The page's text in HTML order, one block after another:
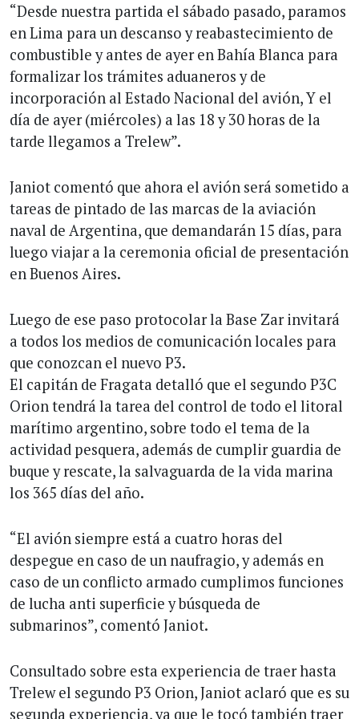
“Desde nuestra partida el sábado pasado, paramos
en Lima para un descanso y reabastecimiento de
combustible y antes de ayer en Bahía Blanca para
formalizar los trámites aduaneros y de
incorporación al Estado Nacional del avión, Y el
día de ayer (miércoles) a las 18 y 30 horas de la
tarde llegamos a Trelew”.
Janiot comentó que ahora el avión será sometido a
tareas de pintado de las marcas de la aviación
naval de Argentina, que demandarán 15 días, para
luego viajar a la ceremonia oficial de presentación
en Buenos Aires.
Luego de ese paso protocolar la Base Zar invitará
a todos los medios de comunicación locales para
que conozcan el nuevo P3.
El capitán de Fragata detalló que el segundo P3C
Orion tendrá la tarea del control de todo el litoral
marítimo argentino, sobre todo el tema de la
actividad pesquera, además de cumplir guardia de
buque y rescate, la salvaguarda de la vida marina
los 365 días del año.
“El avión siempre está a cuatro horas del
despegue en caso de un naufragio, y además en
caso de un conflicto armado cumplimos funciones
de lucha anti superficie y búsqueda de
submarinos”, comentó Janiot.
Consultado sobre esta experiencia de traer hasta
Trelew el segundo P3 Orion, Janiot aclaró que es su
segunda experiencia, ya que le tocó también traer